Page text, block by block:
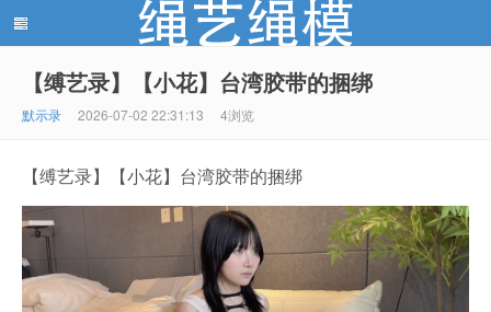
绳艺绳模(shengyishengmo.com) - 绳艺工作室 - 绳艺
【缚艺录】【小花】台湾胶带的捆绑
默示录 2026-07-02 22:31:13 4浏览
【缚艺录】【小花】台湾胶带的捆绑